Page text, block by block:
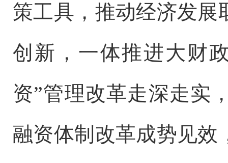
策工具，推动经济发展
创新，一体推进大财
资”管理改革走深走实
融资体制改革成势见效